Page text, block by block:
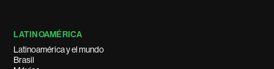
LATINOAMÉRICA
Latinoamérica y el mundo
Brasil